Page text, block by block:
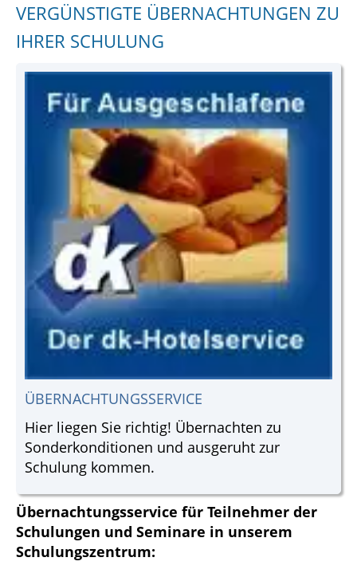
VERGÜNSTIGTE ÜBERNACHTUNGEN ZU
IHRER SCHULUNG
ÜBERNACHTUNGSSERVICE
Hier liegen Sie richtig! Übernachten zu
Sonderkonditionen und ausgeruht zur
Schulung kommen.
Übernachtungsservice für Teilnehmer der
Schulungen und Seminare in unserem
Schulungszentrum: